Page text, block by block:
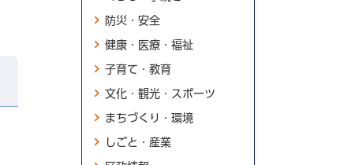
防災・安全
健康・医療・福祉
子育て・教育
文化・観光・スポーツ
まちづくり・環境
しごと・産業